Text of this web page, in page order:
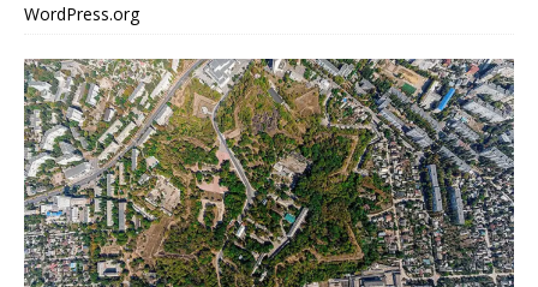
WordPress.org